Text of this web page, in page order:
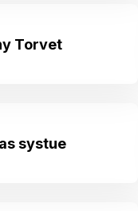
Torvet
systue